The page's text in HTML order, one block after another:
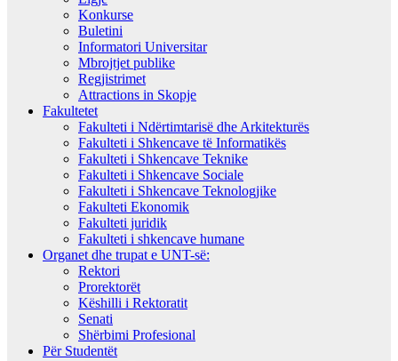
Konkurse
Buletini
Informatori Universitar
Mbrojtjet publike
Regjistrimet
Attractions in Skopje
Fakultetet
Fakulteti i Ndërtimtarisë dhe Arkitekturës
Fakulteti i Shkencave të Informatikës
Fakulteti i Shkencave Teknike
Fakulteti i Shkencave Sociale
Fakulteti i Shkencave Teknologjike
Fakulteti Ekonomik
Fakulteti juridik
Fakulteti i shkencave humane
Organet dhe trupat e UNT-së:
Rektori
Prorektorët
Këshilli i Rektoratit
Senati
Shërbimi Profesional
Për Studentët